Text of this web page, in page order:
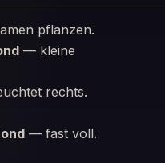
pflanzen.
— kleine
rechts.
— fast voll.